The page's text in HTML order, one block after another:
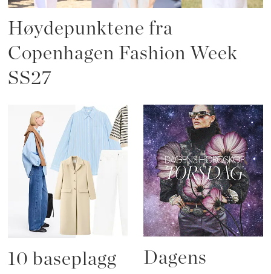
Høydepunktene fra
Copenhagen Fashion Week
SS27
10 baseplagg
Dagens